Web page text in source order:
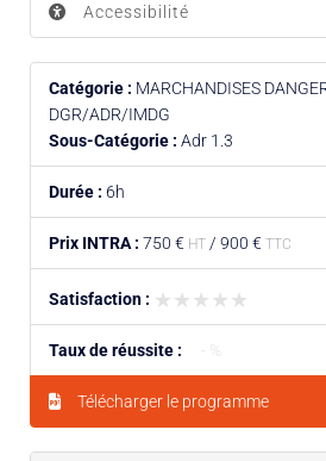
Accessibilité
Catégorie : MARCHANDISES
DGR/ADR/IMDG
Sous-Catégorie : Adr 1.3
Durée : 6h
Prix INTRA : 750 € HT / 900 € TTC
Satisfaction : ★★★★★
★★★★★
Taux de réussite :
Télécharger le programme